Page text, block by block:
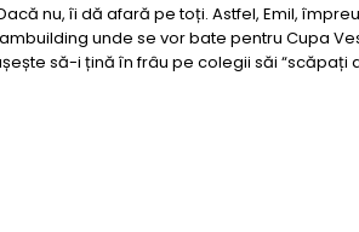
nu, îi dă afară pe toți. Astfel, Emil,
unde se vor bate pentru Cupa
să-i țină în frâu pe colegii săi “scăpați